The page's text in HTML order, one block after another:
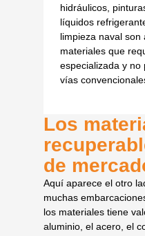
hidráulicos,
líquidos
limpieza naval son
materiales que
especializada y no
vías
Los
de
Aquí aparece el otro
muchas
los materiales tiene
aluminio, el acero, el